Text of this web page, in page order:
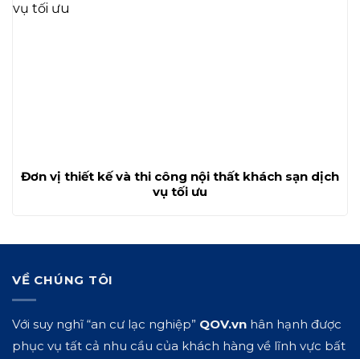
Đơn vị thiết kế và thi công nội thất khách sạn dịch
vụ tối ưu
VỀ CHÚNG TÔI
Với suy nghĩ “an cư lạc nghiệp” QOV.vn hân hạnh được
phục vụ tất cả nhu cầu của khách hàng về lĩnh vực bất